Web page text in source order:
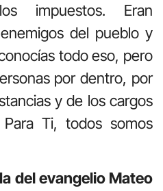
impuestos. Eran
del pueblo y
todo eso, pero
por dentro, por
y de los cargos
Ti, todos somos
del evangelio Mateo